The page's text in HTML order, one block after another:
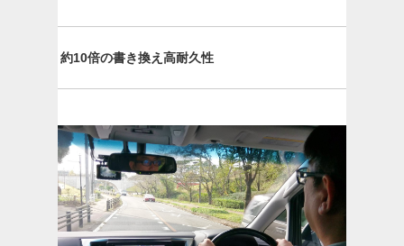
約10倍の書き換え高耐久性